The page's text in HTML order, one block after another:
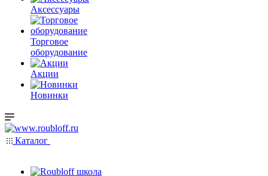
Аксессуары
Торговое
оборудование
Акции
Новинки
Каталог